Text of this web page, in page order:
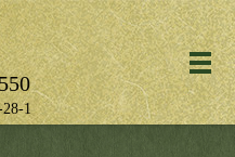
1
メ